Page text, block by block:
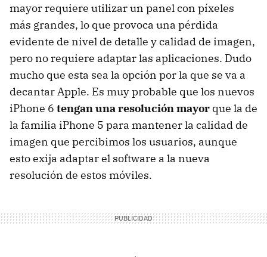
mayor requiere utilizar un panel con píxeles
más grandes, lo que provoca una pérdida
evidente de nivel de detalle y calidad de imagen,
pero no requiere adaptar las aplicaciones. Dudo
mucho que esta sea la opción por la que se va a
decantar Apple. Es muy probable que los nuevos
iPhone 6 tengan una resolución mayor que la de
la familia iPhone 5 para mantener la calidad de
imagen que percibimos los usuarios, aunque
esto exija adaptar el software a la nueva
resolución de estos móviles.